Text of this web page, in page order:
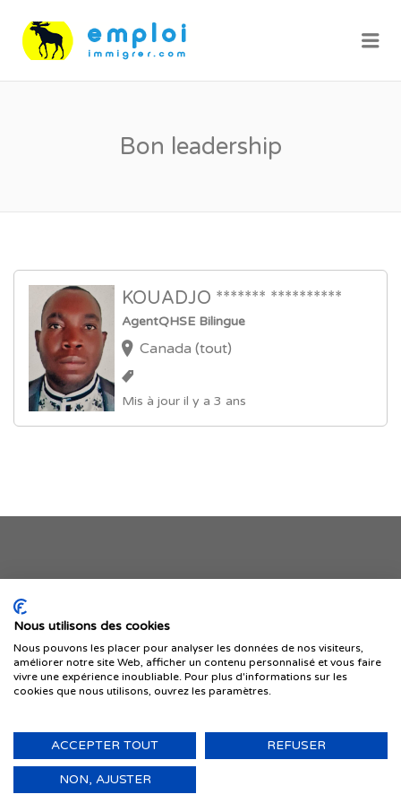
Bon leadership
KOUADJO ******* **********
AgentQHSE Bilingue
Canada (tout)
Mis à jour il y a 3 ans
Je publie mon offre
© 1999-2026 IMMIGRER.COM INC. — TOUS DROITS RÉSERVÉS
Nous utilisons des cookies
Nous pouvons les placer pour analyser les données de nos visiteurs,
améliorer notre site Web, afficher un contenu personnalisé et vous faire
vivre une expérience inoubliable. Pour plus d'informations sur les
cookies que nous utilisons, ouvrez les paramètres.
ACCEPTER TOUT REFUSER
NON, AJUSTER